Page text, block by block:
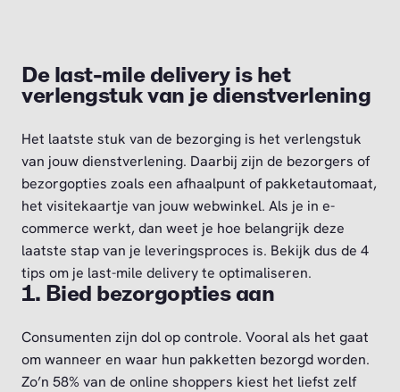
De last-mile delivery is het
verlengstuk van je dienstverlening
Het laatste stuk van de bezorging is het verlengstuk
van jouw dienstverlening. Daarbij zijn de bezorgers of
bezorgopties zoals een afhaalpunt of pakketautomaat,
het visitekaartje van jouw webwinkel. Als je in e-
commerce werkt, dan weet je hoe belangrijk deze
laatste stap van je leveringsproces is. Bekijk dus de 4
tips om je last-mile delivery te optimaliseren.
1. Bied bezorgopties aan
Consumenten zijn dol op controle. Vooral als het gaat
om wanneer en waar hun pakketten bezorgd worden.
Zo’n 58% van de online shoppers kiest het liefst zelf